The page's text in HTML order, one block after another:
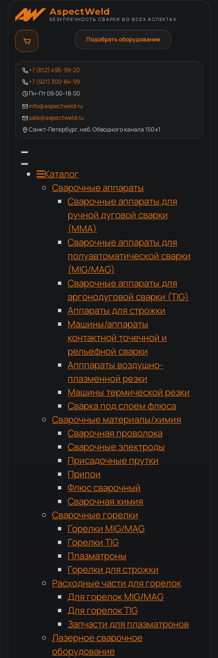
AspectWeld
БЕЗУПРЕЧНОСТЬ СВАРКИ ВО ВСЕХ АСПЕКТАХ
+7 (812) 495-99-20
+7 (921) 300-84-99
Пн–Пт 09:00–18:00
info@aspectweld.ru
sale@aspectweld.ru
Санкт-Петербург, наб. Обводного канала 150 к1
Подобрать оборудование
Каталог
Сварочные аппараты
Сварочные аппараты для
ручной дуговой сварки
(MMA)
Сварочные аппараты для
полуавтоматической сварки
(MIG/MAG)
Сварочные аппараты для
аргонодуговой сварки (TIG)
Аппараты для строжки
Машины/аппараты
контактной точечной и
рельефной сварки
Апппараты воздушно-
плазменной резки
Машины термической резки
Сварка под слоем флюса
Сварочные материалы/химия
Сварочная проволока
Сварочные электроды
Присадочные прутки
Припои
Флюс сварочный
Сварочная химия
Сварочные горелки
Горелки MIG/MAG
Горелки TIG
Плазматроны
Горелки для строжки
Расходные части для горелок
Для горелок MIG/MAG
Для горелок TIG
Запчасти для плазматронов
Лазерное сварочное
оборудование